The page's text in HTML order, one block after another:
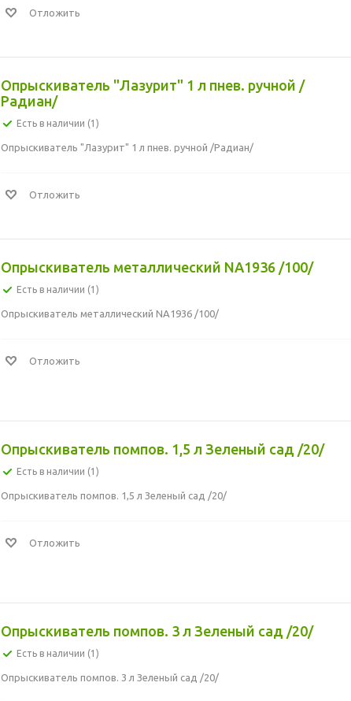
Отложить
Опрыскиватель "Лазурит" 1 л пнев. ручной /
Радиан/
Есть в наличии (1)
Опрыскиватель "Лазурит" 1 л пнев. ручной /Радиан/
Отложить
Опрыскиватель металлический NA1936 /100/
Есть в наличии (1)
Опрыскиватель металлический NA1936 /100/
Отложить
Опрыскиватель помпов. 1,5 л Зеленый сад /20/
Есть в наличии (1)
Опрыскиватель помпов. 1,5 л Зеленый сад /20/
Отложить
Опрыскиватель помпов. 3 л Зеленый сад /20/
Есть в наличии (1)
Опрыскиватель помпов. 3 л Зеленый сад /20/